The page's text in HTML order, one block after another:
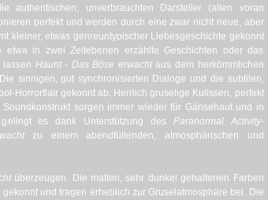
authentischen, unverbrauchten Darsteller (allen voran
perfekt und werden durch eine zwar nicht neue, aber
kleiner, etwas genreuntypischer Liebesgeschichte gekonnt
etwa in zwei Zeitebenen erzählte Geschichten oder das
lassen Haunt - Das Böse erwachtaus dem herkömmlichen
sinnigen, gut synchronisierten Dialoge und die subtilen,
Horrorflair gekonnt ab. Herrlich gruselige Kulissen, perfekt
sorgen immer wieder für Gänsehaut und in
es dank Unterstützung des Paranormal Activity-
zu einem abendfüllenden, atmosphärischen und
überzeugen. Die matten, sehr dunkel gehaltenen Farben
und tragen erheblich zur Gruselatmosphäre bei. Die